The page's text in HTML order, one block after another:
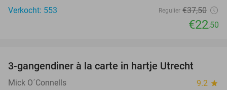
Verkocht: 553
Regulier €37,50
€22,50
3-gangendiner à la carte in hartje Utrecht
Mick O´Connells 9.2 star